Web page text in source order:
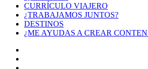
CURRÍCULO VIAJERO
¿TRABAJAMOS JUNTOS?
DESTINOS
¿ME AYUDAS A CREAR